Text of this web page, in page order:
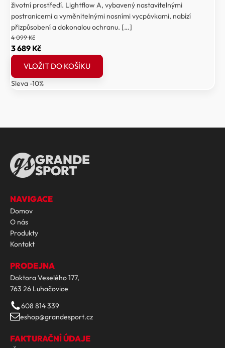
životní prostředí. Lightflow A, vybavený nastavitelnými
postranicemi a vyměnitelnými nosními vycpávkami, nabízí
přizpůsobení a dokonalou ochranu. […]
4 099Kč
Původní
cena
byla:
4
3 689 KčAktuální
cena
3
VLOŽIT DO KOŠÍKU
Sleva -10%
GRANDE
SPORT
NAVIGACE
Domov
O nás
Produkty
Kontakt
PRODEJNA
Doktora Veselého 177,
763 26 Luhačovice
608 814 339
eshop@grandesport.cz
FAKTURAČNÍ ÚDAJE